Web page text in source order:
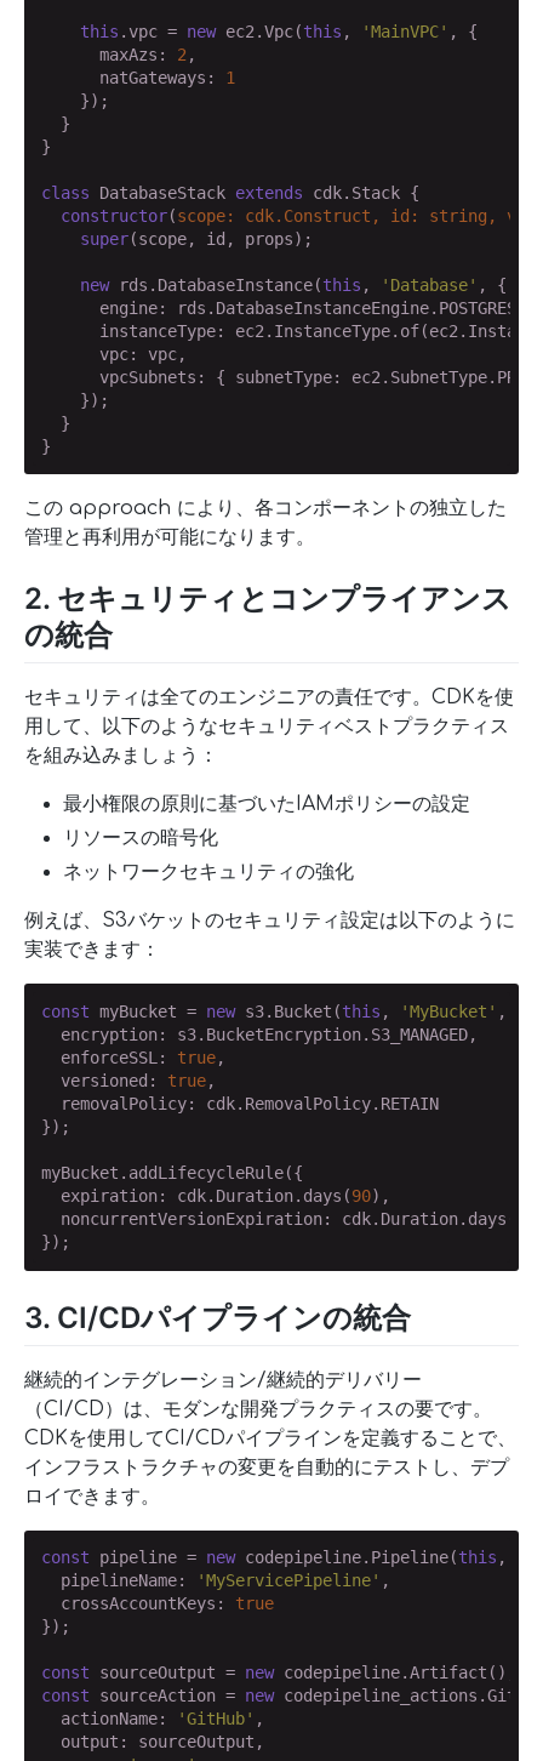
this .vpc = new ec2.Vpc(this , 'MainVPC' , {
      maxAzs:
2 ,
      natGateways:
1
    });
  }
}
class DatabaseStack extends cdk.Stack {
constructor(scope: cdk.Construct, id: string ,
super(scope, id, props);
new rds.DatabaseInstance(this , 'Database' , {
      engine: rds.DatabaseInstanceEngine.POSTGRES,
instanceType:
      vpc: vpc,
vpcSubnets: { subnetType:
    });
  }
}
この approach により、各コンポーネントの独立した
管理と再利用が可能になります。
2. セキュリティとコンプライアンス
の統合
セキュリティは全てのエンジニアの責任です。CDKを使
用して、以下のようなセキュリティベストプラクティス
を組み込みましょう：
最小権限の原則に基づいたIAMポリシーの設定
リソースの暗号化
ネットワークセキュリティの強化
例えば、S3バケットのセキュリティ設定は以下のように
実装できます：
const myBucket = new s3.Bucket(this , 'MyBucket' , {
  encryption: s3.BucketEncryption.S3_MANAGED,
  enforceSSL:
true,
  versioned:
true,
  removalPolicy: cdk.RemovalPolicy.RETAIN
});
myBucket.addLifecycleRule({
  expiration: cdk.Duration.days(
90),
  noncurrentVersionExpiration: cdk.Duration.days(
});
3. CI/CDパイプラインの統合
継続的インテグレーション/継続的デリバリー
（CI/CD）は、モダンな開発プラクティスの要です。
CDKを使用してCI/CDパイプラインを定義することで、
インフラストラクチャの変更を自動的にテストし、デプ
ロイできます。
const pipeline = new codepipeline.Pipeline(this ,
  pipelineName:
'MyServicePipeline' ,
  crossAccountKeys:
true
});
const sourceOutput = new
const sourceAction = new
  actionName:
'GitHub' ,
  output: sourceOutput,